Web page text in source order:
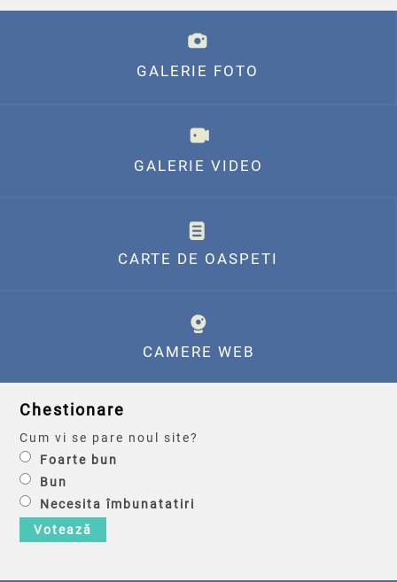
GALERIE FOTO
GALERIE VIDEO
CARTE DE OASPETI
CAMERE WEB
Chestionare
Cum vi se pare noul site?
Foarte bun
Bun
Necesita îmbunatatiri
Votează